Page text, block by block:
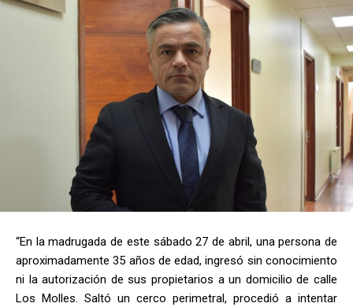
“En la madrugada de este sábado 27 de abril, una persona de
aproximadamente 35 años de edad, ingresó sin conocimiento
ni la autorización de sus propietarios a un domicilio de calle
Los Molles. Saltó un cerco perimetral, procedió a intentar